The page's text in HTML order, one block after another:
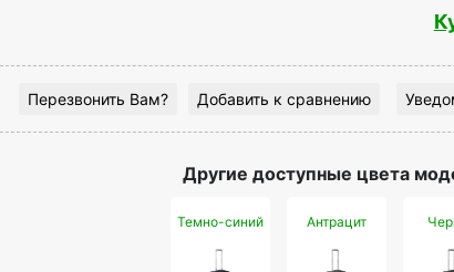
Перезвонить Вам? Добавить к сравнению
Другие доступные цвета
Темно-синий Антрацит